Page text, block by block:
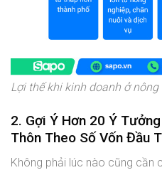
Lợi thế khi kinh doanh ở nông
2. Gợi Ý Hơn 20 Ý
Thôn Theo Số Vốn Đầu
Không phải lúc nào cũng cần